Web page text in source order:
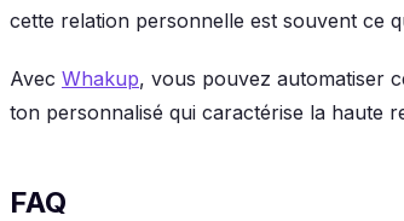
cette relation personnelle est souvent ce
Avec Whakup, vous pouvez automatiser
ton personnalisé qui caractérise la haute
FAQ